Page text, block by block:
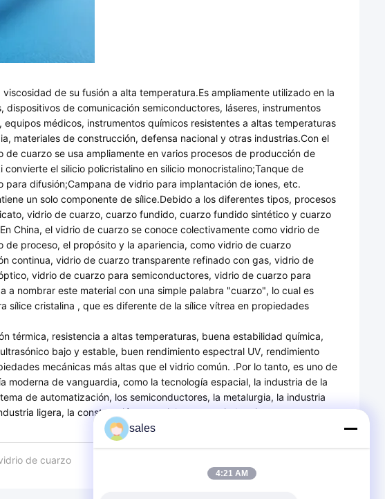
de su fusión a alta temperatura.Es ampliamente utilizado en la
de comunicación semiconductores, láseres, instrumentos
médicos, instrumentos químicos resistentes a altas temperaturas
materiales de construcción, defensa nacional y otras industrias.Con el
cuarzo se usa ampliamente en varios procesos de producción de
el silicio policristalino en silicio monocristalino;Tanque de
difusión;Campana de vidrio para implantación de iones, etc.
un solo componente de sílice.Debido a los diferentes tipos, procesos
vidrio de cuarzo, cuarzo fundido, cuarzo fundido sintético y cuarzo
China, el vidrio de cuarzo se conoce colectivamente como vidrio de
proceso, el propósito y la apariencia, como vidrio de cuarzo
continua, vidrio de cuarzo transparente refinado con gas, vidrio de
vidrio de cuarzo para semiconductores, vidrio de cuarzo para
nombrar este material con una simple palabra "cuarzo", lo cual es
sílice cristalina , que es diferente de la sílice vítrea en propiedades
térmica, resistencia a altas temperaturas, buena estabilidad química,
bajo y estable, buen rendimiento espectral UV, rendimiento
mecánicas más altas que el vidrio común. .Por lo tanto, es uno de
moderna de vanguardia, como la tecnología espacial, la industria de la
de automatización, los semiconductores, la metalurgia, la industria
ligera, la construcción. materiales y otras industrias.
de cuarzo
sales
4:21 AM